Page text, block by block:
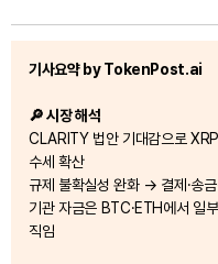
기사요약 by TokenPost.ai
🔎 시장 해석
CLARITY 법안 기대감으로
수세 확산
규제 불확실성 완화 → 결제·송
기관 자금은 BTC·ETH에서 일
직임